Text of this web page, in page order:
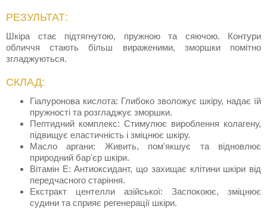
РЕЗУЛЬТАТ:
Шкіра стає підтягнутою, пружною та сяючою. Контури
обличчя стають більш вираженими, зморшки помітно
згладжуються.
СКЛАД:
Гіалуронова кислота: Глибоко зволожує шкіру, надає їй
пружності та розгладжує зморшки.
Пептидний комплекс: Стимулює вироблення колагену,
підвищує еластичність і зміцнює шкіру.
Масло аргани: Живить, пом'якшує та відновлює
природний бар'єр шкіри.
Вітамін Е: Антиоксидант, що захищає клітини шкіри від
передчасного старіння.
Екстракт центелли азійської: Заспокоює, зміцнює
судини та сприяє регенерації шкіри.